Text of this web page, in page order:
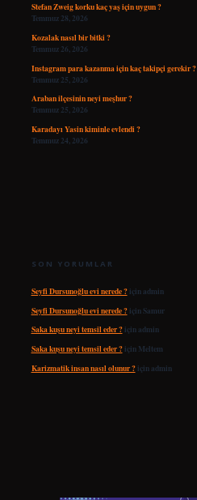
Stefan Zweig korku kaç yaş için uygun ?
Temmuz 28, 2026
Kozalak nasıl bir bitki ?
Temmuz 26, 2026
Instagram para kazanma için kaç takipçi gerekir ?
Temmuz 25, 2026
Araban ilçesinin neyi meşhur ?
Temmuz 25, 2026
Karadayı Yasin kiminle evlendi ?
Temmuz 24, 2026
SON YORUMLAR
Seyfi Dursunoğlu evi nerede ?içinadmin
Seyfi Dursunoğlu evi nerede ?içinSamur
Saka kuşu neyi temsil eder ?içinadmin
Saka kuşu neyi temsil eder ?için Meltem
Karizmatik insan nasıl olunur ?içinadmin